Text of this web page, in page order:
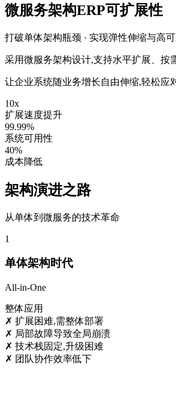
微服务架构ERP可扩展性
打破单体架构瓶颈 · 实现弹性伸缩与高可
采用微服务架构设计,支持水平扩展、按
让企业系统随业务增长自由伸缩,轻松应
10x
扩展速度提升
99.99%
系统可用性
40%
成本降低
架构演进之路
从单体到微服务的技术革命
1
单体架构时代
All-in-One
整体应用
✗ 扩展困难,需整体部署
✗ 局部故障导致全局崩溃
✗ 技术栈固定,升级困难
✗ 团队协作效率低下